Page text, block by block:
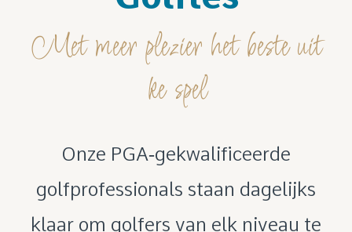
Met meer plezier het beste uit
ke spel
Onze PGA‑gekwalificeerde
golfprofessionals staan dagelijks
klaar om golfers van elk niveau te